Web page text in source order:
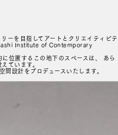
ーを目指してアートとクリエイティビテ
Institute of Contemporary
位置するこの地下のスペースは、 あら
ています。
設計をプロデュースいたします。